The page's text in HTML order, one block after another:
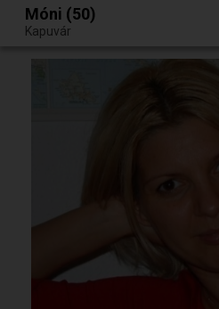
Egy jó randiból bármi lehet.
Móni (50)
Kapuvár